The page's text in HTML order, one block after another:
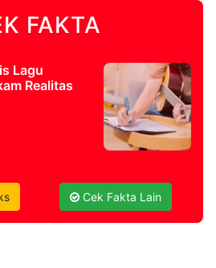
FAKTA
Lagu
Realitas
Cek Fakta Lain